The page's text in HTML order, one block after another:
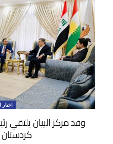
اخبار
وفد مركز البيان